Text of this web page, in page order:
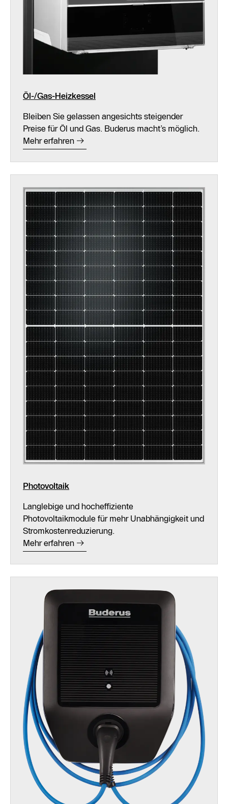
Öl-/Gas-Heizkessel
Bleiben Sie gelassen angesichts steigender
Preise für Öl und Gas. Buderus macht’s möglich.
Mehr erfahren
Photovoltaik
Langlebige und hocheffiziente
Photovoltaikmodule für mehr Unabhängigkeit und
Stromkostenreduzierung.
Mehr erfahren